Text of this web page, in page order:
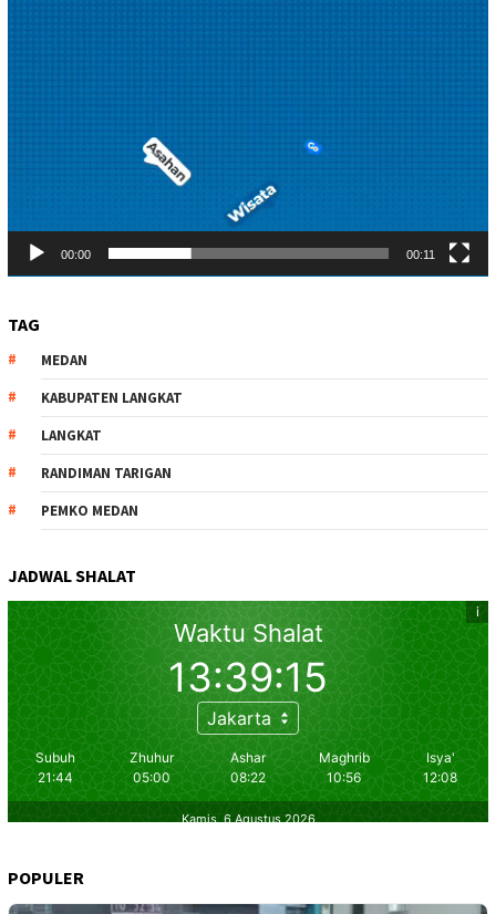
00:00 00:11
TAG
MEDAN
KABUPATEN LANGKAT
LANGKAT
RANDIMAN TARIGAN
PEMKO MEDAN
JADWAL SHALAT
POPULER